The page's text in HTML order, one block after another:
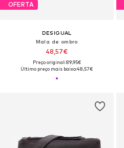
OFERTA
DESIGUAL
Mala de ombro
48,57€
Preço original: 89,95€
Último preço mais baixo:48,57€